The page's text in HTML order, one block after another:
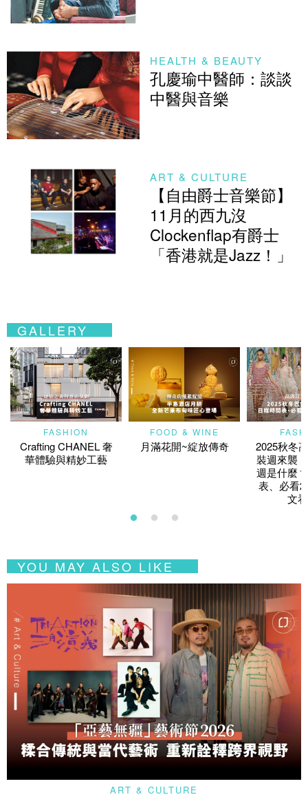
HEALTH & BEAUTY
孔慶瑜中醫師：談談
中醫與音樂
ART & CULTURE
【自由爵士音樂節】
11月的西九沒
Clockenflap有爵士
「香港就是Jazz！」
GALLERY
FASHION
Crafting CHANEL 奢
華體驗與精妙工藝
FOOD & WINE
月滿花開~綻放傳奇
2025秋冬
裝週來襲
週是什麼
表、必看
文
YOU MAY ALSO LIKE
ART & CULTURE